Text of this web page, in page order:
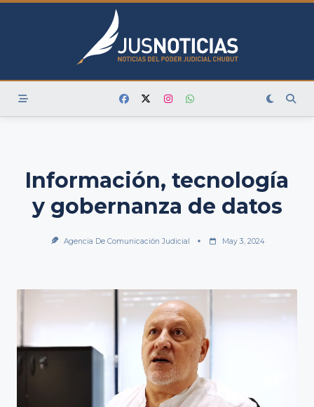
Skip
Información, tecnología
y gobernanza de datos
Agencia De Comunicación Judicial May 3, 2024